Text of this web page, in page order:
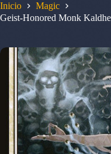
Inicio
Magic
Geist-Honored Monk